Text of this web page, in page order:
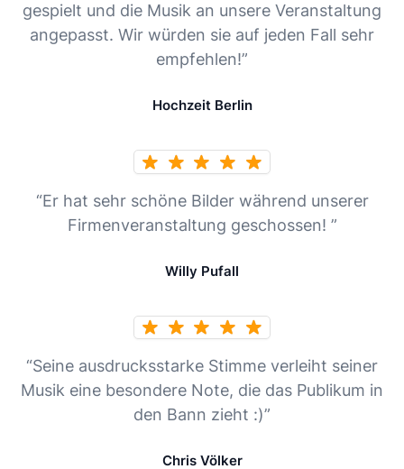
gespielt und die Musik an unsere Veranstaltung
angepasst. Wir würden sie auf jeden Fall sehr
empfehlen!”
Hochzeit Berlin
“Er hat sehr schöne Bilder während unserer
Firmenveranstaltung geschossen! ”
Willy Pufall
“Seine ausdrucksstarke Stimme verleiht seiner
Musik eine besondere Note, die das Publikum in
den Bann zieht :)”
Chris Völker